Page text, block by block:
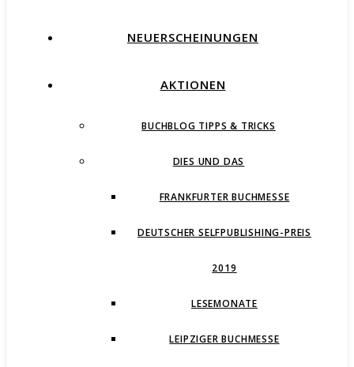
NEUERSCHEINUNGEN
AKTIONEN
BUCHBLOG TIPPS & TRICKS
DIES UND DAS
FRANKFURTER BUCHMESSE
DEUTSCHER SELFPUBLISHING-PREIS
2019
LESEMONATE
LEIPZIGER BUCHMESSE